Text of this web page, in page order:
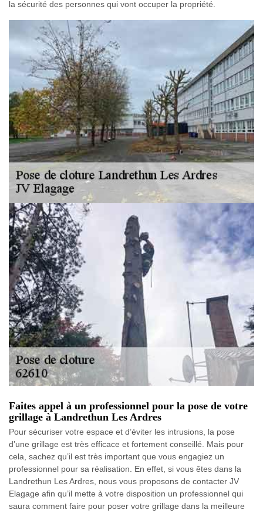
la sécurité des personnes qui vont occuper la propriété.
Faites appel à un professionnel pour la pose de votre
grillage à Landrethun Les Ardres
Pour sécuriser votre espace et d’éviter les intrusions, la pose
d’une grillage est très efficace et fortement conseillé. Mais pour
cela, sachez qu’il est très important que vous engagiez un
professionnel pour sa réalisation. En effet, si vous êtes dans la
Landrethun Les Ardres, nous vous proposons de contacter JV
Elagage afin qu’il mette à votre disposition un professionnel qui
saura comment faire pour poser votre grillage dans la meilleure